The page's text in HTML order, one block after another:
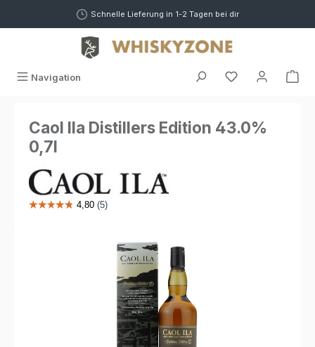
Schnelle Lieferung in 1-2 Tagen bei dir
Navigation
Caol Ila Distillers Edition 43.0%
0,7l
Bildergalerie überspringen